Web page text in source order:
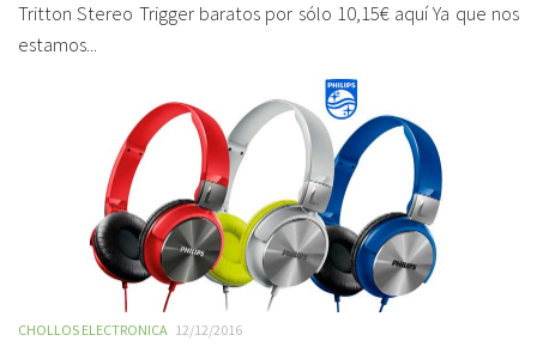
Tritton Stereo Trigger baratos por sólo 10,15€ aquí Ya que nos
estamos...
CHOLLOS ELECTRONICA 12/12/2016